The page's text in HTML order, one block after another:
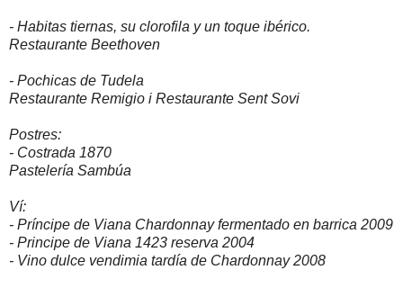
- Habitas tiernas, su clorofila y un toque ibérico.
Restaurante Beethoven
- Pochicas de Tudela
Restaurante Remigio i Restaurante Sent Sovi
Postres:
- Costrada 1870
Pastelería Sambúa
Ví:
- Príncipe de Viana Chardonnay fermentado en barrica 2009
- Principe de Viana 1423 reserva 2004
- Vino dulce vendimia tardía de Chardonnay 2008